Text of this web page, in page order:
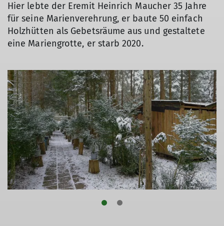
© DAV/Rudi Eiben
Hier lebte der Eremit Heinrich Maucher 35 Jahre
für seine Marienverehrung, er baute 50 einfach
Holzhütten als Gebetsräume aus und gestaltete
eine Mariengrotte, er starb 2020.
© DAV/Rudi Eiben
© DAV/Rudi Eiben